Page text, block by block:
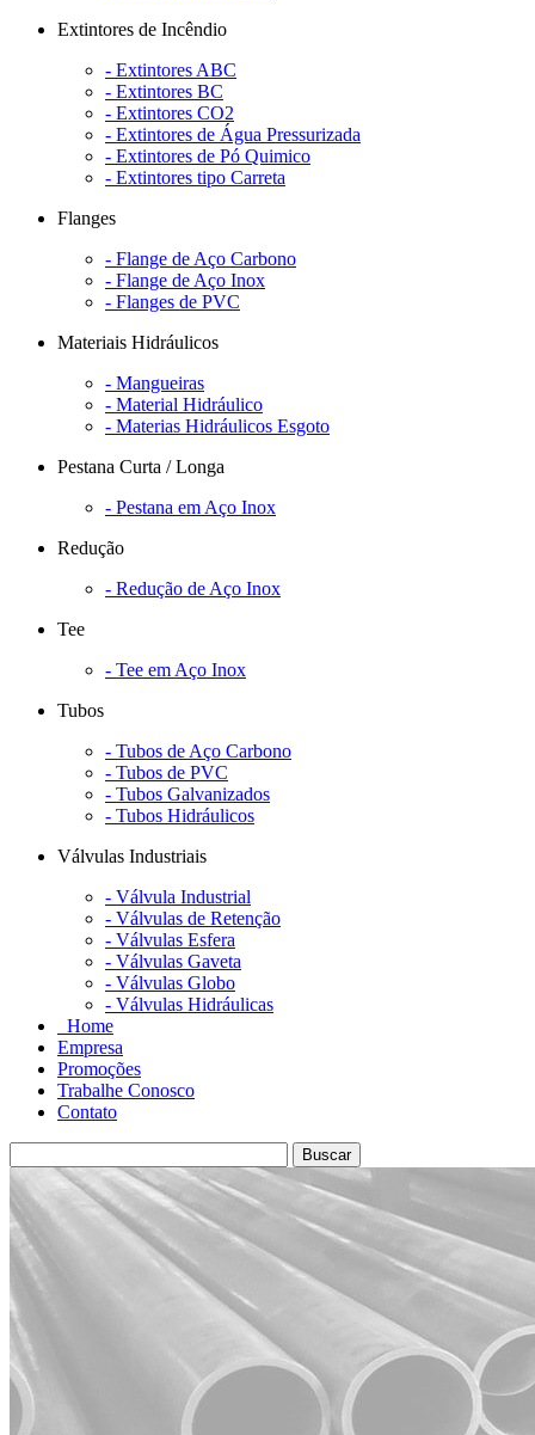
Extintores de Incêndio
- Extintores ABC
- Extintores BC
- Extintores CO2
- Extintores de Água Pressurizada
- Extintores de Pó Quimico
- Extintores tipo Carreta
Flanges
- Flange de Aço Carbono
- Flange de Aço Inox
- Flanges de PVC
Materiais Hidráulicos
- Mangueiras
- Material Hidráulico
- Materias Hidráulicos Esgoto
Pestana Curta / Longa
- Pestana em Aço Inox
Redução
- Redução de Aço Inox
Tee
- Tee em Aço Inox
Tubos
- Tubos de Aço Carbono
- Tubos de PVC
- Tubos Galvanizados
- Tubos Hidráulicos
Válvulas Industriais
- Válvula Industrial
- Válvulas de Retenção
- Válvulas Esfera
- Válvulas Gaveta
- Válvulas Globo
- Válvulas Hidráulicas
Home
Empresa
Promoções
Trabalhe Conosco
Contato